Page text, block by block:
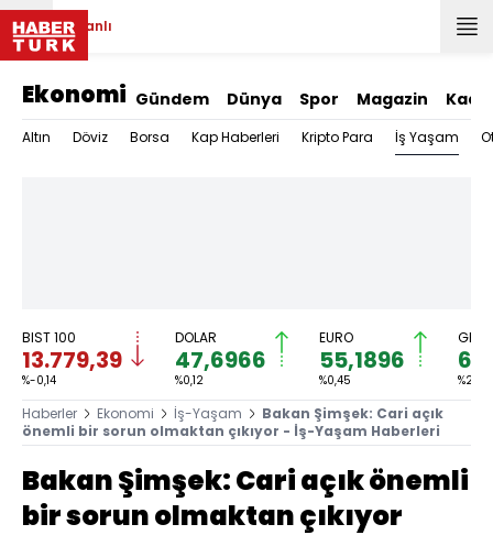
Canlı
Ekonomi Gündem Dünya Spor Magazin
Altın Döviz Borsa Kap Haberleri Kripto Para İş Yaşam
BIST 100
13.779,39
%-0,14
DOLAR
47,6966
%0,12
EURO
55,1896
%0,45 %2,59
Haberler Ekonomi İş-Yaşam
Bakan Şimşek: Cari açık
önemli bir sorun olmaktan çıkıyor - İş-Yaşam Haberleri
Bakan Şimşek: Cari açık önemli
bir sorun olmaktan çıkıyor